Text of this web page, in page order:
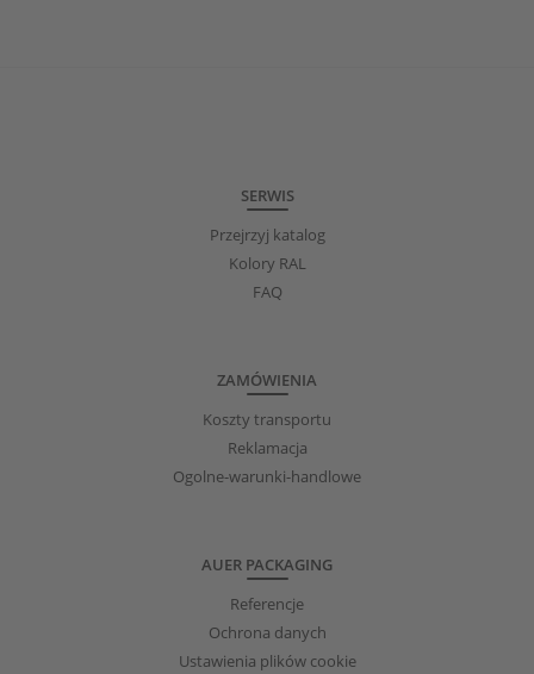
SERWIS
Przejrzyj katalog
Kolory RAL
FAQ
ZAMÓWIENIA
Koszty transportu
Reklamacja
Ogolne-warunki-handlowe
AUER PACKAGING
Referencje
Ochrona danych
Ustawienia plików cookie